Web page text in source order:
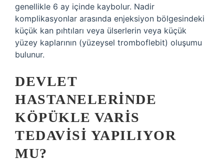
genellikle 6 ay içinde kaybolur. Nadir
komplikasyonlar arasında enjeksiyon bölgesindeki
küçük kan pıhtıları veya ülserlerin veya küçük
yüzey kaplarının (yüzeysel tromboflebit) oluşumu
bulunur.
DEVLET
HASTANELERINDE
KÖPÜKLE VARIS
TEDAVISI YAPILIYOR
MU?